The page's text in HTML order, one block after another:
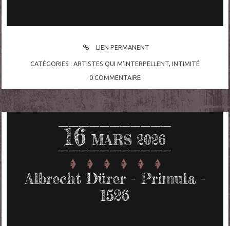
LIEN PERMANENT
CATÉGORIES : ARTISTES QUI M'INTERPELLENT, INTIMITÉ
0 COMMENTAIRE
16 MARS 2026
Albrecht Dürer - Primula -
1526